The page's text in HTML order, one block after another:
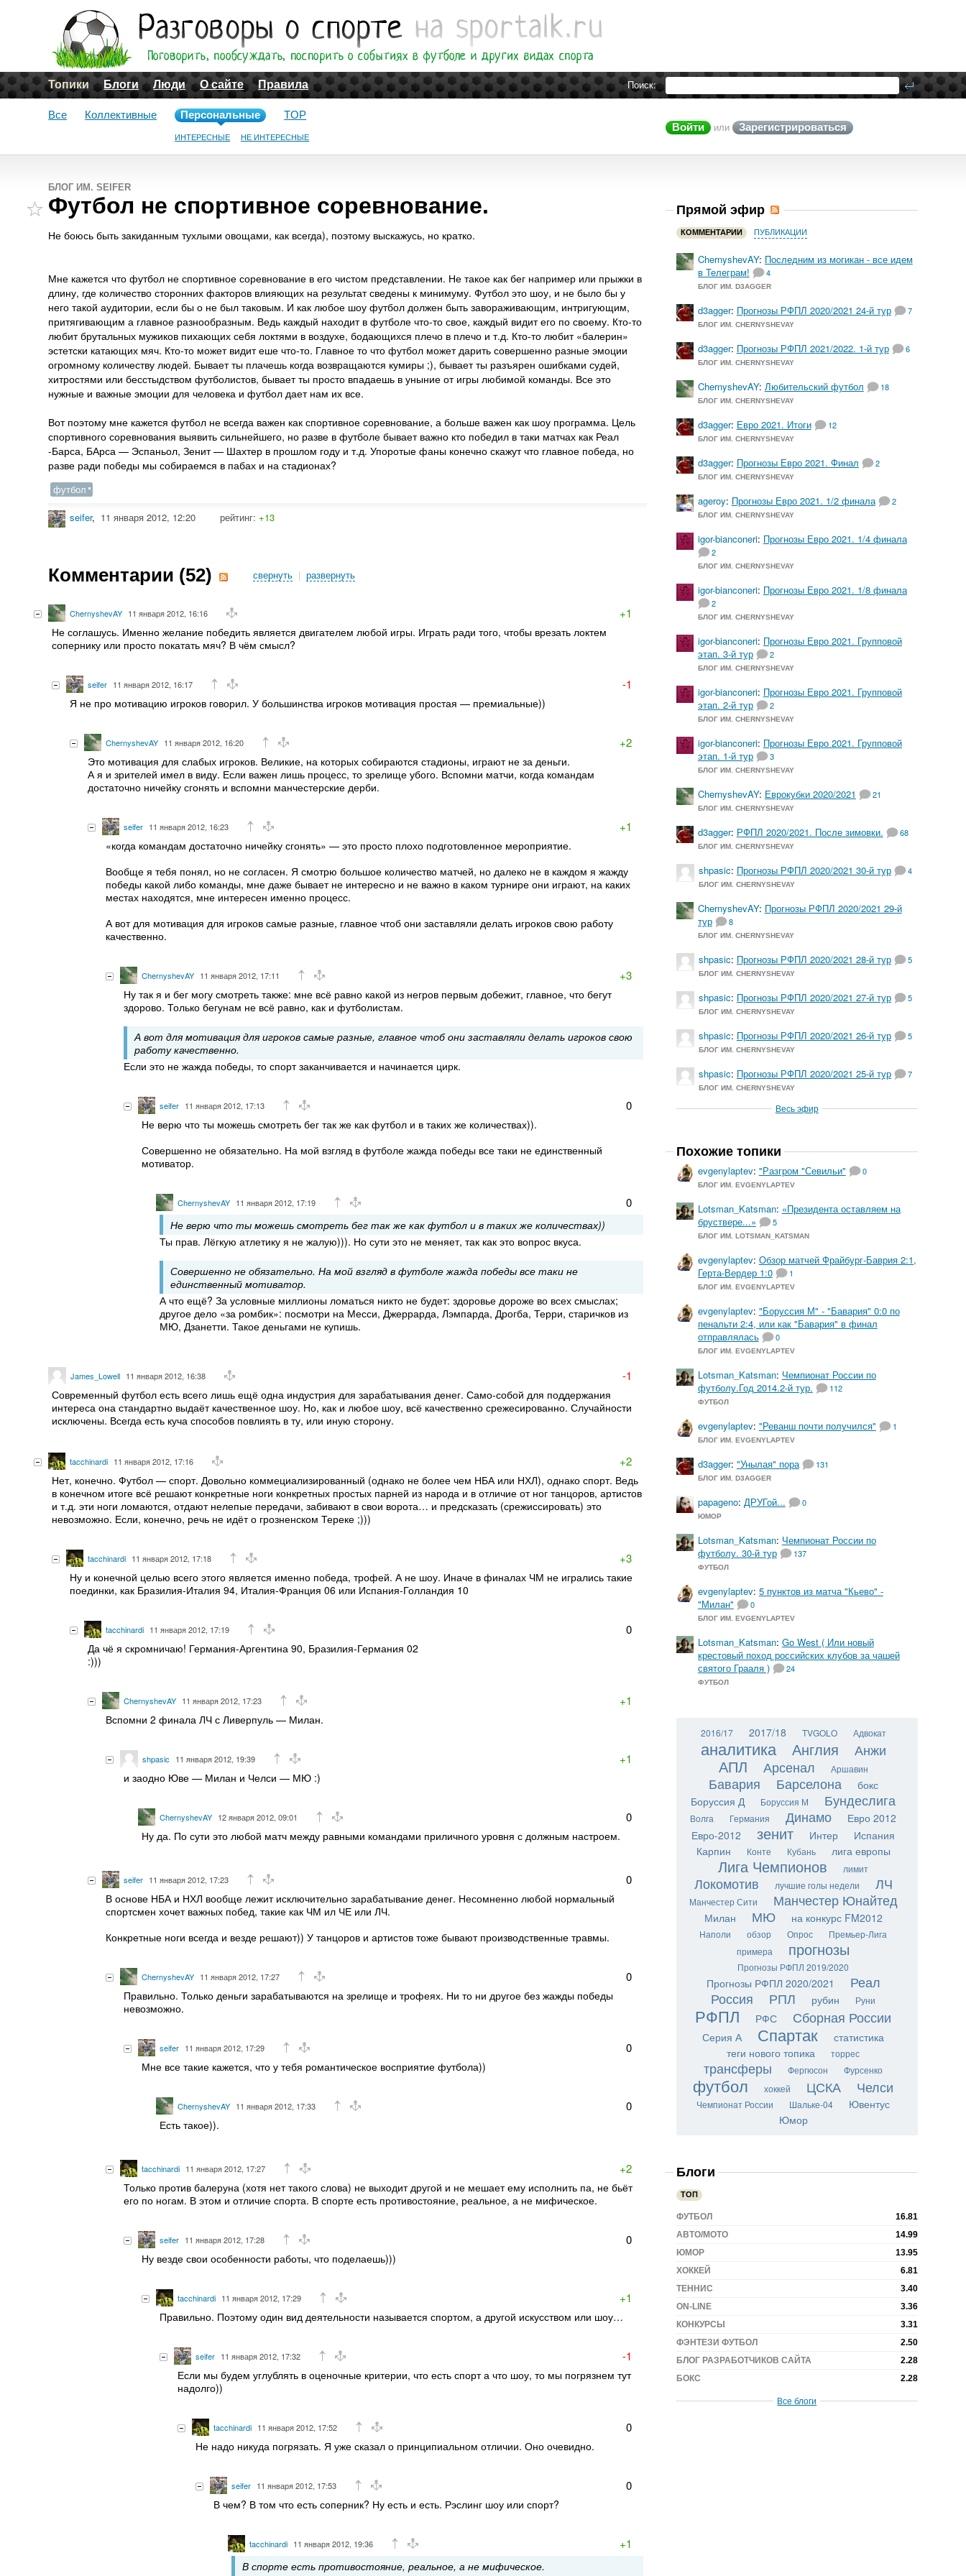
Поиск:
Топики Блоги Люди О сайте Правила
Войти или Зарегистрироваться
Все Коллективные Персональные
ИНТЕРЕСНЫЕ НЕ ИНТЕРЕСНЫЕ
TOP
БЛОГ ИМ. SEIFER
Футбол не спортивное соревнование.
Не боюсь быть закиданным тухлыми овощами, как всегда), поэтому выскажусь, но кратко.
Мне кажется что футбол не спортивное соревнование в его чистом представлении. Не такое как бег например или прыжки в
длину, где количество сторонних факторов влияющих на результат сведены к минимуму. Футбол это шоу, и не было бы у
него такой аудитории, если бы о не был таковым. И как любое шоу футбол должен быть завораживающим, интригующим,
притягивающим а главное разнообразным. Ведь каждый находит в футболе что-то свое, каждый видит его по своему. Кто-то
любит брутальных мужиков пихающих себя локтями в воздухе, бодающихся плечо в плечо и т.д. Кто-то любит «балерин»
эстетски катающих мяч. Кто-то может видит еше что-то. Главное то что футбол может дарить совершенно разные эмоции
огромному количеству людей. Бывает ты плачешь когда возвращаются кумиры ;), бывает ты разъярен ошибками судей,
хитростями или бесстыдством футболистов, бывает ты просто впадаешь в уныние от игры любимой команды. Все это
нужные и важные эмоции для человека и футбол дает нам их все.
Вот поэтому мне кажется футбол не всегда важен как спортивное соревнование, а больше важен как шоу программа. Цель
спортивного соревнования выявить сильнейшего, но разве в футболе бывает важно кто победил в таки матчах как Реал
-Барса, БАрса — Эспаньол, Зенит — Шахтер в прошлом году и т.д. Упоротые фаны конечно скажут что главное победа, но
разве ради победы мы собираемся в пабах и на стадионах?
футбол
seifer, 11 января 2012, 12:20 рейтинг:+13
Комментарии (52) свернуть |развернуть
ChernyshevAY 11 января 2012, 16:16 +1
Не соглашусь. Именно желание победить является двигателем любой игры. Играть ради того, чтобы врезать локтем
сопернику или просто покатать мяч? В чём смысл?
seifer 11 января 2012, 16:17 -1
Я не про мотивацию игроков говорил. У большинства игроков мотивация простая — премиальные))
ChernyshevAY 11 января 2012, 16:20 +2
Это мотивация для слабых игроков. Великие, на которых собираются стадионы, играют не за деньги.
А я и зрителей имел в виду. Если важен лишь процесс, то зрелище убого. Вспомни матчи, когда командам
достаточно ничейку сгонять и вспомни манчестерские дерби.
seifer 11 января 2012, 16:23 +1
«когда командам достаточно ничейку сгонять» — это просто плохо подготовленное мероприятие.
Вообще я тебя понял, но не согласен. Я смотрю большое количество матчей, но далеко не в каждом я жажду
победы какой либо команды, мне даже бывает не интересно и не важно в каком турнире они играют, на каких
местах находятся, мне интересен именно процесс.
А вот для мотивация для игроков самые разные, главное чтоб они заставляли делать игроков свою работу
качественно.
ChernyshevAY 11 января 2012, 17:11 +3
Ну так я и бег могу смотреть также: мне всё равно какой из негров первым добежит, главное, что бегут
здорово. Только бегунам не всё равно, как и футболистам.
А вот для мотивация для игроков самые разные, главное чтоб они заставляли делать игроков свою
работу качественно.
Если это не жажда победы, то спорт заканчивается и начинается цирк.
seifer 11 января 2012, 17:13 0
Не верю что ты можешь смотреть бег так же как футбол и в таких же количествах)).
Совершенно не обязательно. На мой взгляд в футболе жажда победы все таки не единственный
мотиватор.
ChernyshevAY 11 января 2012, 17:19 0
Не верю что ты можешь смотреть бег так же как футбол и в таких же количествах))
Ты прав. Лёгкую атлетику я не жалую))). Но сути это не меняет, так как это вопрос вкуса.
Совершенно не обязательно. На мой взгляд в футболе жажда победы все таки не
единственный мотиватор.
А что ещё? За условные миллионы ломаться никто не будет: здоровье дороже во всех смыслах;
другое дело «за ромбик»: посмотри на Месси, Джеррарда, Лэмпарда, Дрогба, Терри, старичков из
МЮ, Дзанетти. Такое деньгами не купишь.
James_Lowell 11 января 2012, 16:38 -1
Современный футбол есть всего лишь ещё одна индустрия для зарабатывания денег. Само-собой для поддержания
интереса она стандартно выдаёт качественное шоу. Но, как и любое шоу, всё качественно срежесированно. Случайности
исключены. Всегда есть куча способов повлиять в ту, или иную сторону.
tacchinardi 11 января 2012, 17:16 +2
Нет, конечно. Футбол — спорт. Довольно коммециализированный (однако не более чем НБА или НХЛ), однако спорт. Ведь
в конечном итоге всё решают конкретные ноги конкретных простых парней из народа и в отличие от ног танцоров, артистов
и т.д. эти ноги ломаются, отдают нелепые передачи, забивают в свои ворота… и предсказать (срежиссировать) это
невозможно. Если, конечно, речь не идёт о грозненском Тереке ;)))
tacchinardi 11 января 2012, 17:18 +3
Ну и конечной целью всего этого является именно победа, трофей. А не шоу. Иначе в финалах ЧМ не игрались такие
поединки, как Бразилия-Италия 94, Италия-Франция 06 или Испания-Голландия 10
tacchinardi 11 января 2012, 17:19 0
Да чё я скромничаю! Германия-Аргентина 90, Бразилия-Германия 02
:)))
ChernyshevAY 11 января 2012, 17:23 +1
Вспомни 2 финала ЛЧ с Ливерпуль — Милан.
shpasic 11 января 2012, 19:39 +1
и заодно Юве — Милан и Челси — МЮ :)
ChernyshevAY 12 января 2012, 09:01 0
Ну да. По сути это любой матч между равными командами приличного уровня с должным настроем.
seifer 11 января 2012, 17:23 0
В основе НБА и НХЛ вообще лежит исключительно зарабатывание денег. Несомненно любой нормальный
спортсмен хочет важных побед, такие как ЧМ ил ЧЕ или ЛЧ.
Конкретные ноги всегда и везде решают)) У танцоров и артистов тоже бывают производственные травмы.
ChernyshevAY 11 января 2012, 17:27 0
Правильно. Только деньги зарабатываются на зрелище и трофеях. Ни то ни другое без жажды победы
невозможно.
seifer 11 января 2012, 17:29 0
Мне все такие кажется, что у тебя романтическое восприятие футбола))
ChernyshevAY 11 января 2012, 17:33 0
Есть такое)).
tacchinardi 11 января 2012, 17:27 +2
Только против балеруна (хотя нет такого слова) не выходит другой и не мешает ему исполнить па, не бьёт
его по ногам. В этом и отличие спорта. В спорте есть противостояние, реальное, а не мифическое.
seifer 11 января 2012, 17:28 0
Ну везде свои особенности работы, что поделаешь)))
tacchinardi 11 января 2012, 17:29 +1
Правильно. Поэтому один вид деятельности называется спортом, а другой искусством или шоу…
seifer 11 января 2012, 17:32 -1
Если мы будем углублять в оценочные критерии, что есть спорт а что шоу, то мы погрязнем тут
надолго))
tacchinardi 11 января 2012, 17:52 0
Не надо никуда погрязать. Я уже сказал о принципиальном отличии. Оно очевидно.
seifer 11 января 2012, 17:53 0
В чем? В том что есть соперник? Ну есть и есть. Рэслинг шоу или спорт?
tacchinardi 11 января 2012, 19:36 +1
В спорте есть противостояние, реальное, а не мифическое.
Прямой эфир
КОММЕНТАРИИ ПУБЛИКАЦИИ
ChernyshevAY: Последним из могикан - все идем
в Телеграм!
4
БЛОГ ИМ. D3AGGER
d3agger: Прогнозы РФПЛ 2020/2021 24-й тур 7
БЛОГ ИМ. CHERNYSHEVAY
d3agger: Прогнозы РФПЛ 2021/2022. 1-й тур 6
БЛОГ ИМ. CHERNYSHEVAY
ChernyshevAY: Любительский футбол 18
БЛОГ ИМ. CHERNYSHEVAY
d3agger: Евро 2021. Итоги 12
БЛОГ ИМ. CHERNYSHEVAY
d3agger: Прогнозы Евро 2021. Финал 2
БЛОГ ИМ. CHERNYSHEVAY
ageroy: Прогнозы Евро 2021. 1/2 финала 2
БЛОГ ИМ. CHERNYSHEVAY
igor-bianconeri: Прогнозы Евро 2021. 1/4 финала
2
БЛОГ ИМ. CHERNYSHEVAY
igor-bianconeri: Прогнозы Евро 2021. 1/8 финала
2
БЛОГ ИМ. CHERNYSHEVAY
igor-bianconeri: Прогнозы Евро 2021. Групповой
этап. 3-й тур
2
БЛОГ ИМ. CHERNYSHEVAY
igor-bianconeri: Прогнозы Евро 2021. Групповой
этап. 2-й тур
2
БЛОГ ИМ. CHERNYSHEVAY
igor-bianconeri: Прогнозы Евро 2021. Групповой
этап. 1-й тур
3
БЛОГ ИМ. CHERNYSHEVAY
ChernyshevAY: Еврокубки 2020/2021 21
БЛОГ ИМ. CHERNYSHEVAY
d3agger: РФПЛ 2020/2021. После зимовки. 68
БЛОГ ИМ. CHERNYSHEVAY
shpasic: Прогнозы РФПЛ 2020/2021 30-й тур 4
БЛОГ ИМ. CHERNYSHEVAY
ChernyshevAY: Прогнозы РФПЛ 2020/2021 29-й
тур
8
БЛОГ ИМ. CHERNYSHEVAY
shpasic: Прогнозы РФПЛ 2020/2021 28-й тур 5
БЛОГ ИМ. CHERNYSHEVAY
shpasic: Прогнозы РФПЛ 2020/2021 27-й тур 5
БЛОГ ИМ. CHERNYSHEVAY
shpasic: Прогнозы РФПЛ 2020/2021 26-й тур 5
БЛОГ ИМ. CHERNYSHEVAY
shpasic: Прогнозы РФПЛ 2020/2021 25-й тур 7
БЛОГ ИМ. CHERNYSHEVAY
Весь эфир
Похожие топики
evgenylaptev: "Разгром "Севильи" 0
БЛОГ ИМ. EVGENYLAPTEV
Lotsman_Katsman: «Президента оставляем на
бруствере...»
5
БЛОГ ИМ. LOTSMAN_KATSMAN
evgenylaptev: Обзор матчей Фрайбург-Баврия 2:1,
Герта-Вердер 1:0
1
БЛОГ ИМ. EVGENYLAPTEV
evgenylaptev: "Боруссия М" - "Бавария" 0:0 по
пенальти 2:4, или как "Бавария" в финал
отправлялась
0
БЛОГ ИМ. EVGENYLAPTEV
Lotsman_Katsman: Чемпионат России по
футболу.Год 2014.2-й тур.
112
ФУТБОЛ
evgenylaptev: "Реванш почти получился" 1
БЛОГ ИМ. EVGENYLAPTEV
d3agger: "Унылая" пора 131
БЛОГ ИМ. D3AGGER
papageno: ДРУГой... 0
ЮМОР
Lotsman_Katsman: Чемпионат России по
футболу. 30-й тур
137
ФУТБОЛ
evgenylaptev: 5 пунктов из матча "Кьево" -
"Милан"
0
БЛОГ ИМ. EVGENYLAPTEV
Lotsman_Katsman: Go West ( Или новый
крестовый поход российских клубов за чашей
святого Грааля )
24
ФУТБОЛ
2016/17 2017/18 TVGOLO Адвокат
аналитика Англия Анжи
АПЛ Арсенал Аршавин
Бавария Барселона
бокс
Боруссия Д
Боруссия М Бундеслига
Волга Германия Динамо
Евро 2012
Евро-2012
зенит Интер
Испания
Карпин
Конте Кубань лига европы
Лига Чемпионов лимит
Локомотив лучшие голы недели ЛЧ
Манчестер Сити Манчестер Юнайтед
Милан МЮ на конкурс FM2012
Наполи обзор Опрос
Премьер-Лига
примера
прогнозы
Прогнозы РФПЛ 2019/2020
Прогнозы РФПЛ 2020/2021
Реал
Россия
РПЛ рубин Руни
РФПЛ РФС Сборная России
Серия А Спартак
статистика
теги нового топика
торрес
трансферы Фергюсон Фурсенко
футбол хоккей ЦСКА Челси
Чемпионат России Шальке-04
Ювентус
Юмор
Блоги
ТОП
16.81
ФУТБОЛ
14.99
АВТО/МОТО
13.95
ЮМОР
6.81
ХОККЕЙ
3.40
ТЕННИС
3.36
ON-LINE
3.31
КОНКУРСЫ
2.50
ФЭНТЕЗИ ФУТБОЛ
2.28
БЛОГ РАЗРАБОТЧИКОВ САЙТА
2.28
БОКС
Все блоги